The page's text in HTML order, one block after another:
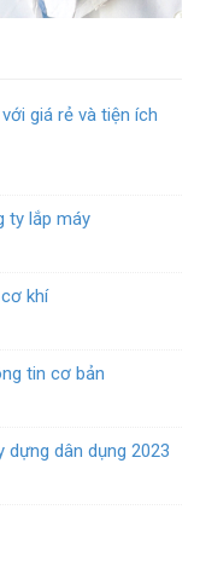
giá rẻ và tiện ích
ty lắp máy
khí
tin cơ bản
dân dụng 2023